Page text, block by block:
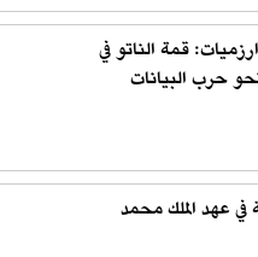
قمة الناتو في
حرب البيانات
في عهد الملك محمد